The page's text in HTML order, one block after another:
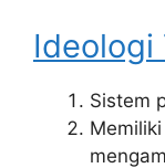
Sistem